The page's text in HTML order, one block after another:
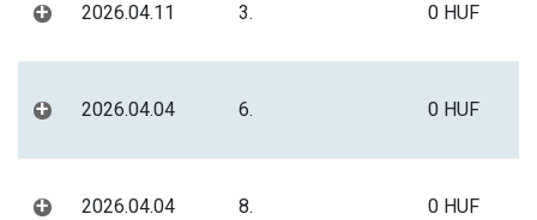
+ 2026.04.11 3. 0 HUF
+ 2026.04.04 6. 0 HUF
+ 2026.04.04 8. 0 HUF